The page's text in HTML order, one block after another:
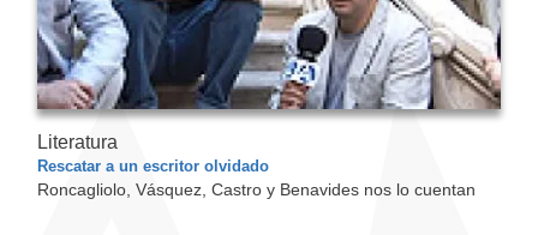
Literatura
Rescatar a un escritor olvidado
Roncagliolo, Vásquez, Castro y Benavides nos lo cuentan